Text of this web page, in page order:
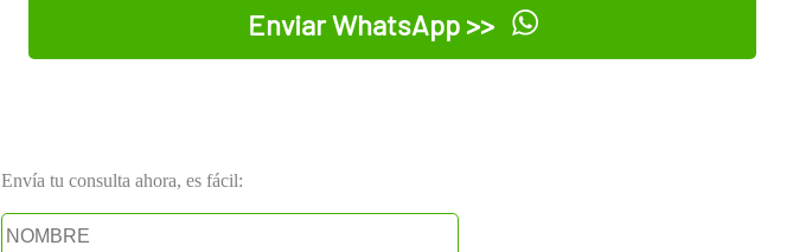
Enviar WhatsApp >>
Envía tu consulta ahora, es fácil: